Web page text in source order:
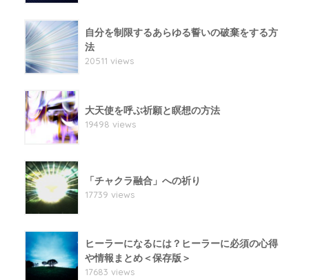
自分を制限するあらゆる誓いの破棄をする方
法
20511 views
大天使を呼ぶ祈願と瞑想の方法
19498 views
「チャクラ融合」への祈り
17739 views
ヒーラーになるには？ヒーラーに必須の心得
や情報まとめ＜保存版＞
17683 views